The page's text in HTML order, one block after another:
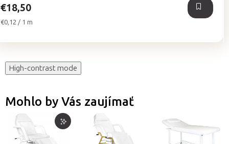
€18,50
Jednotková
€0,12 / 1 m
High-contrast mode
Mohlo by Vás zaujímať